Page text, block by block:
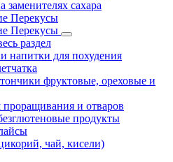
заменителях сахара
Перекусы
Перекусы
раздел
напитки для похудения
фруктовые, ореховые и
и отваров
продукты
чай, кисели)